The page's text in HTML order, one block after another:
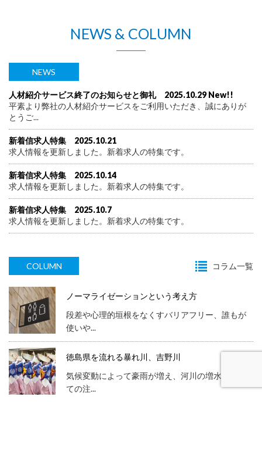
NEWS & COLUMN
NEWS
人材紹介サービス終了のお知らせと御礼 2025.10.29 New!!
平素より弊社の人材紹介サービスをご利用いただき、誠にありが
とうご...
新着信求人特集 2025.10.21
求人情報を更新しました。新着求人の特集です。
新着信求人特集 2025.10.14
求人情報を更新しました。新着求人の特集です。
新着信求人特集 2025.10.7
求人情報を更新しました。新着求人の特集です。
COLUMN コラム一覧
ノーマライゼーションという考え方
段差や心理的垣根をなくすバリアフリー、誰もが
使いや...
徳島県を流れる暴れ川、吉野川
気候変動によって豪雨が増え、河川の増水に関し
ての注...